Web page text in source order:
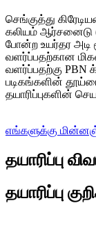
செங்குத்து
கலியம் ஆர்சனைடு
போன்ற உயர்தர அடி
வளர்ப்பதற்கான
வளர்ப்பதற்கு PBN
படிகங்களின்
தயாரிப்புகளின்
எங்களுக்கு
தயாரிப்பு
தயாரிப்பு